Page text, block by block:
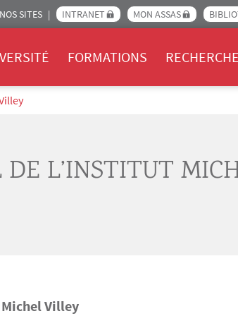
SITES INTRANET MON ASSAS
FORMATIONS RECHERCHE
L’INSTITUT
Villey